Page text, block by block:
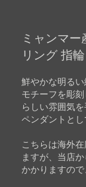
beginning
images
gallery
ミャンマ
リング 指
鮮やかな明る
モチーフを彫
らしい雰囲気
ペンダントとし
こちらは海外
ますが、当店
かかりますので